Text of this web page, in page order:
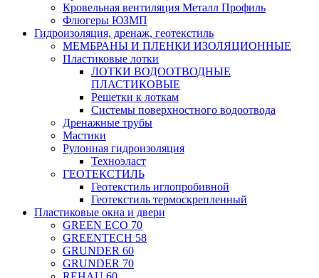
Кровельная вентиляция Металл Профиль
Флюгеры ЮЗМП
Гидроизоляция, дренаж, геотекстиль
МЕМБРАНЫ И ПЛЕНКИ ИЗОЛЯЦИОННЫЕ
Пластиковые лотки
ЛОТКИ ВОДООТВОДНЫЕ
ПЛАСТИКОВЫЕ
Решетки к лоткам
Системы поверхностного водоотвода
Дренажные трубы
Мастики
Рулонная гидроизоляция
Техноэласт
ГЕОТЕКСТИЛЬ
Геотекстиль иглопробивной
Геотекстиль термоскрепленный
Пластиковые окна и двери
GREEN ECO 70
GREENTECH 58
GRUNDER 60
GRUNDER 70